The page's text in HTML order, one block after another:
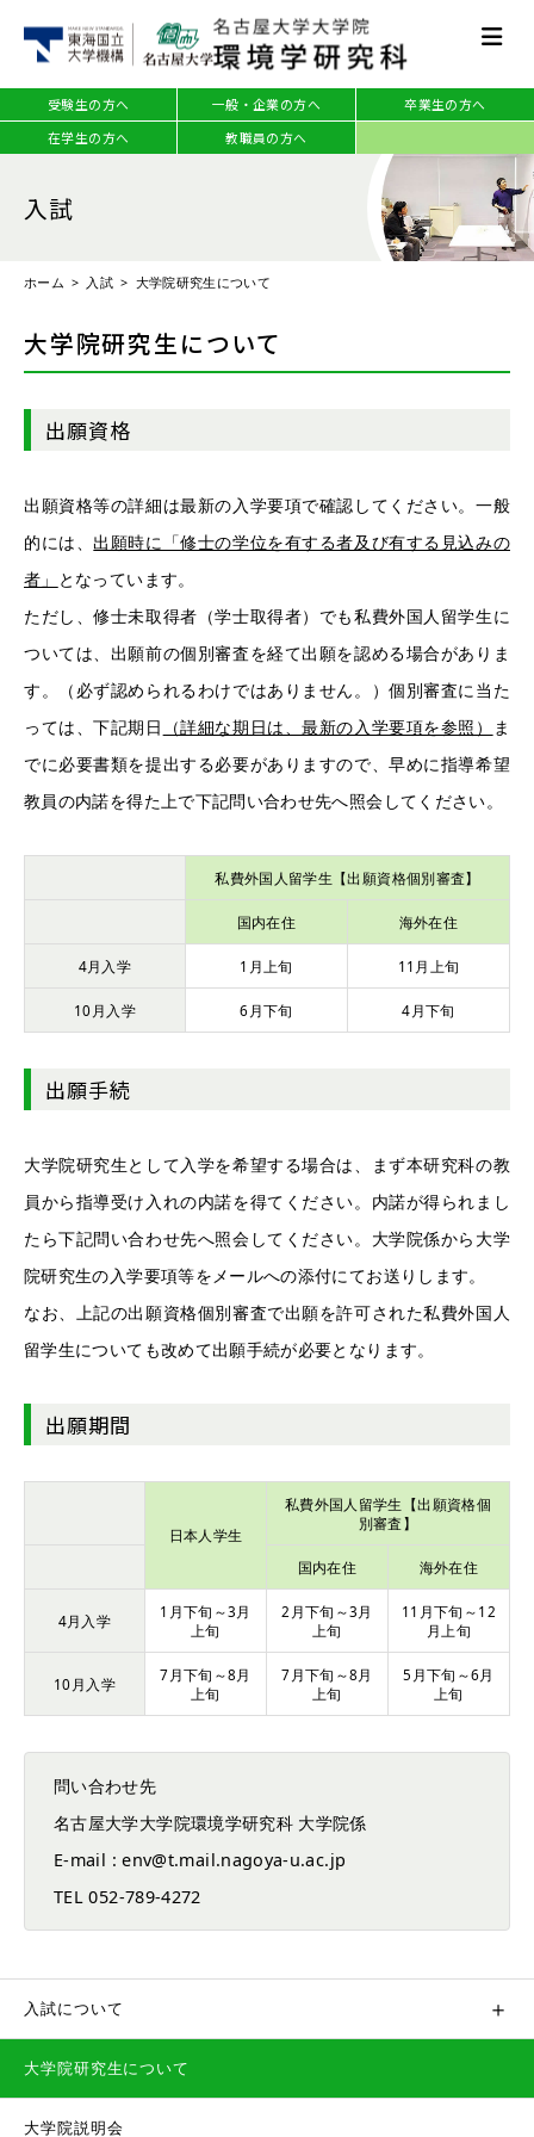
受験生の方へ 一般・企業の方へ
卒業生の方へ
在学生の方へ
教職員の方へ
入試
ホーム 入試 大学院研究生について
大学院研究生について
出願資格
出願資格等の詳細は最新の入学要項で確認してください。一般
的には、出願時に「修士の学位を有する者及び有する見込みの
者」 となっています。
ただし、修士未取得者（学士取得者）でも私費外国人留学生に
ついては、出願前の個別審査を経て出願を認める場合がありま
す。（必ず認められるわけではありません。）個別審査に当た
っては、下記期日
（詳細な期日は、最新の入学要項を参照）
ま
でに必要書類を提出する必要がありますので、早めに指導希望
教員の内諾を得た上で下記問い合わせ先へ照会してください。
私費外国人留学生【出願資格個別審査】
国内在住 海外在住
4月入学 1月上旬 11月上旬
10月入学 6月下旬 4月下旬
出願手続
大学院研究生として入学を希望する場合は、まず本研究科の教
員から指導受け入れの内諾を得てください。内諾が得られまし
たら下記問い合わせ先へ照会してください。大学院係から大学
院研究生の入学要項等をメールへの添付にてお送りします。
なお、上記の出願資格個別審査で出願を許可された私費外国人
留学生についても改めて出願手続が必要となります。
出願期間
日本人学生
私費外国人留学生【出願資格個
別審査】
国内在住 海外在住
4月入学
1月下旬～3月
上旬
2月下旬～3月
上旬
11月下旬～12
月上旬
10月入学
7月下旬～8月
上旬
7月下旬～8月
上旬
5月下旬～6月
上旬
問い合わせ先
名古屋大学大学院環境学研究科 大学院係
E-mail :env
t.mail.nagoya-u.ac.jp
TEL 052-789-4272
入試について
大学院研究生について
大学院説明会